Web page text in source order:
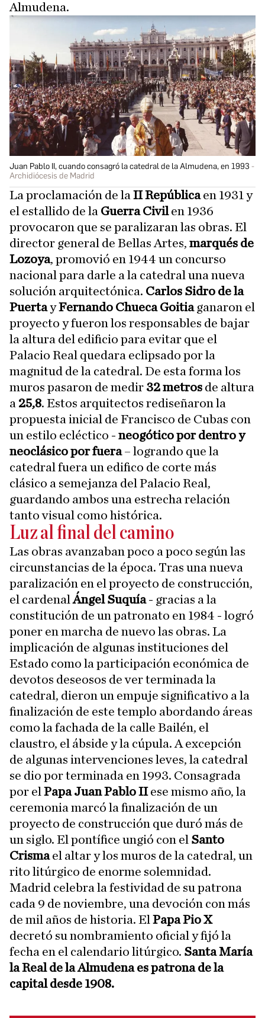
Almudena.
Juan Pablo II, cuando consagró la catedral de la Almudena, en 1993
Archidiócesis de Madrid
La proclamación de la II Repúblicaen 1931 y
el estallido de la Guerra Civilen 1936
provocaron que se paralizaran las obras. El
director general de Bellas Artes, marqués de
Lozoya, promovió en 1944 un concurso
nacional para darle a la catedral una nueva
solución arquitectónica. Carlos Sidro de la
PuertayFernando Chueca Goitiaganaron el
proyecto y fueron los responsables de bajar
la altura del edificio para evitar que el
Palacio Real quedara eclipsado por la
magnitud de la catedral. De esta forma los
muros pasaron de medir 32metros de altura
a 25,8. Estos arquitectos rediseñaron la
propuesta inicial de Francisco de Cubas con
un estilo ecléctico - neogótico por dentro y
neoclásico por fuera– logrando que la
catedral fuera un edifico de corte más
clásico a semejanza del Palacio Real,
guardando ambos una estrecha relación
tanto visual como histórica.
Luz al final del camino
Las obras avanzaban poco a poco según las
circunstancias de la época. Tras una nueva
paralización en el proyecto de construcción,
el cardenalÁngel Suquía- gracias a la
constitución de un patronato en 1984 - logró
poner en marcha de nuevo las obras. La
implicación de algunas instituciones del
Estado como la participación económica de
devotos deseosos de ver terminada la
catedral, dieron un empuje significativo a la
finalización de este templo abordando áreas
como la fachada de la calle Bailén, el
claustro, el ábside y la cúpula. A excepción
de algunas intervenciones leves, la catedral
se dio por terminada en 1993. Consagrada
por el Papa Juan Pablo IIese mismo año, la
ceremonia marcó la finalización de un
proyecto de construcción que duró más de
un siglo. El pontífice ungió con el Santo
Crismael altar y los muros de la catedral, un
rito litúrgico de enorme solemnidad.
Madrid celebra la festividad de su patrona
cada 9 de noviembre, una devoción con más
de mil años de historia. El Papa Pio X
decretó su nombramiento oficial y fijó la
fecha en el calendario litúrgico. Santa María
la Real de la Almudena es patrona de la
capital desde 1908.